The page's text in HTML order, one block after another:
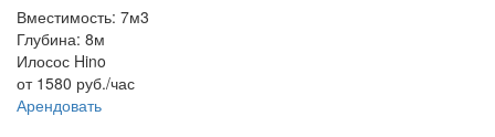
Вместимость: 7м3
Глубина: 8м
Илосос Hino
от 1580 руб./час
Арендовать